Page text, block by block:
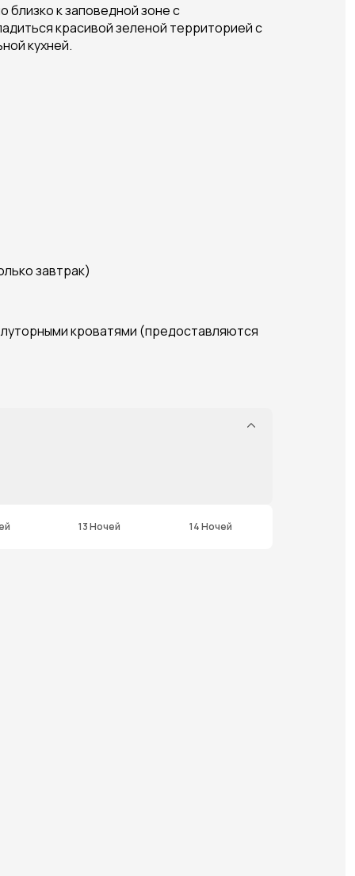
к заповедной зоне с
красивой зеленой территорией с
кухней.
завтрак)
кроватями (предоставляются
13 Ночей 14 Ночей